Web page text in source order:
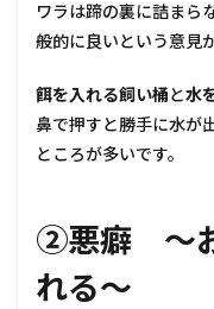
ワラは蹄の裏に詰まら
般的に良いという意見
餌を入れる飼い桶と水
鼻で押すと勝手に水が
ところが多いです。
②悪癖 ～
れる～